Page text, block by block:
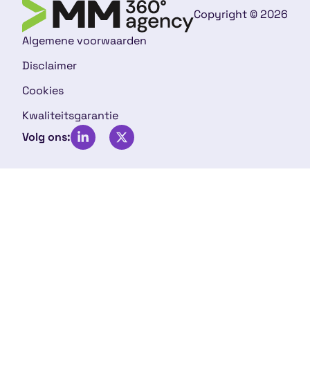
Copyright © 2026
Algemene voorwaarden
Disclaimer
Cookies
Kwaliteitsgarantie
Volg ons: